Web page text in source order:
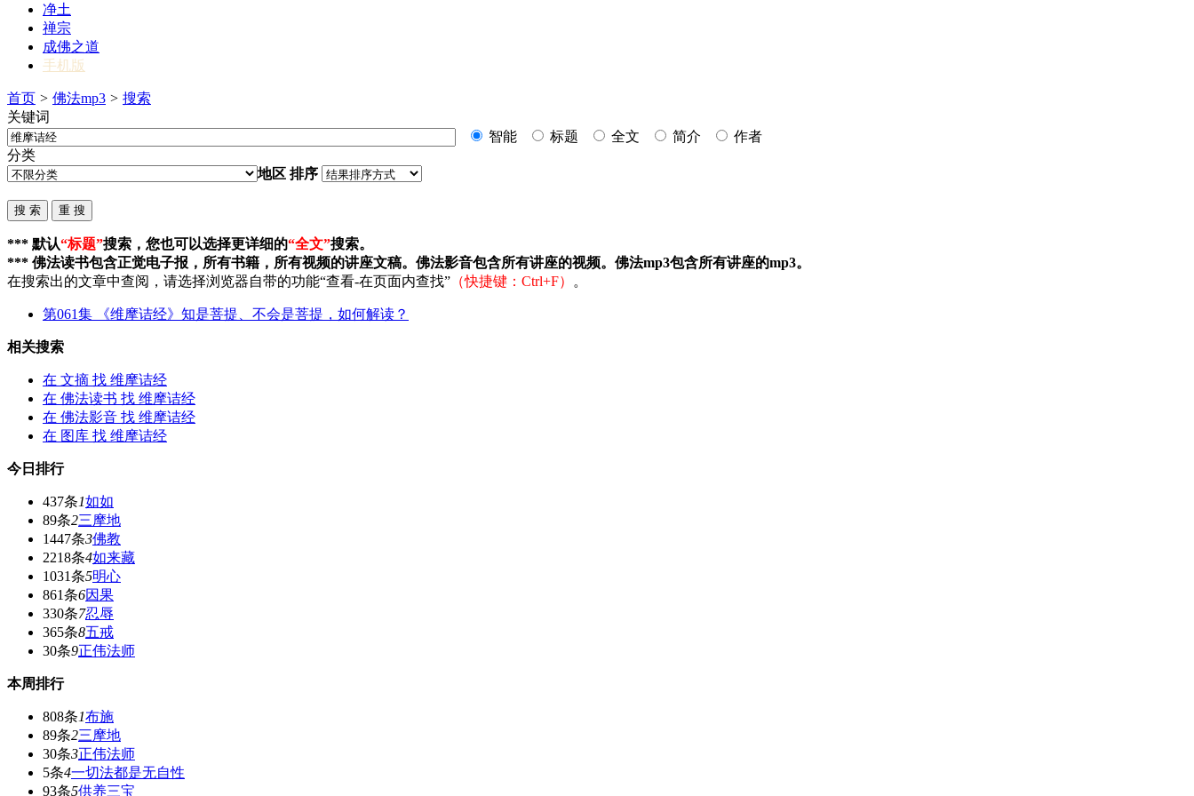
净土
禅宗
成佛之道
手机版
首页 > 佛法mp3 > 搜索
关键词
智能
标题 全文 简介
作者
分类
地区 排序
*** 默认“标题”搜索，您也可以选择更详细的“全文”搜索。
*** 佛法读书包含正觉电子报，所有书籍，所有视频的讲座文稿。佛法影音包含所有讲座的视频。佛法mp3包含所有讲座的mp3。
在搜索出的文章中查阅，请选择浏览器自带的功能“查看-在页面内查找” （快捷键：Ctrl+F） 。
第061集 《维摩诘经》知是菩提、不会是菩提，如何解读？
相关搜索
在 文摘 找 维摩诘经
在 佛法读书 找 维摩诘经
在 佛法影音 找 维摩诘经
在 图库 找 维摩诘经
今日排行
437条1如如
89条2三摩地
1447条3佛教
2218条4如来藏
1031条5明心
861条6因果
330条7忍辱
365条8五戒
30条9正伟法师
本周排行
808条1布施
89条2三摩地
30条3正伟法师
5条4一切法都是无自性
93条5供养三宝